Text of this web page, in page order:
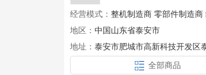
经营模式： 整机制造商 零部件制造
地区： 中国山东省泰安市
地址： 泰安市肥城市高新科技开发区
全部商品